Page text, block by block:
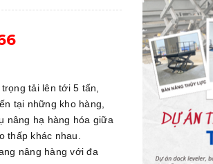
tải lên tới 5 tấn,
tại những kho hàng,
nâng hạ hàng hóa giữa
thấp khác nhau.
nâng hàng với đa